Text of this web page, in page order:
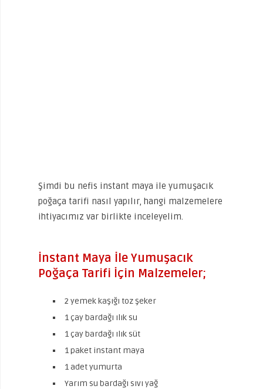
Şimdi bu nefis instant maya ile yumuşacık
poğaça tarifi nasıl yapılır, hangi malzemelere
ihtiyacımız var birlikte inceleyelim.
İnstant Maya İle Yumuşacık
Poğaça Tarifi İçin Malzemeler;
2 yemek kaşığı toz şeker
1 çay bardağı ılık su
1 çay bardağı ılık süt
1 paket instant maya
1 adet yumurta
Yarım su bardağı sıvı yağ